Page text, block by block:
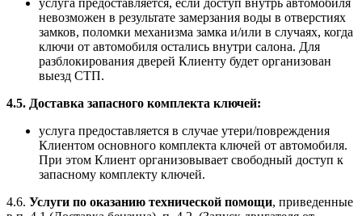
невозможен в результате замерзания воды в отверстиях
замков, поломки механизма замка и/или в случаях, когда
ключи от автомобиля остались внутри салона. Для
разблокирования дверей Клиенту будет организован
выезд СТП.
4.5. Доставка запасного комплекта ключей:
услуга предоставляется в случае утери/повреждения
Клиентом основного комплекта ключей от автомобиля.
При этом Клиент организовывает свободный доступ к
запасному комплекту ключей.
4.6. Услуги по оказанию технической помощи, приведенные